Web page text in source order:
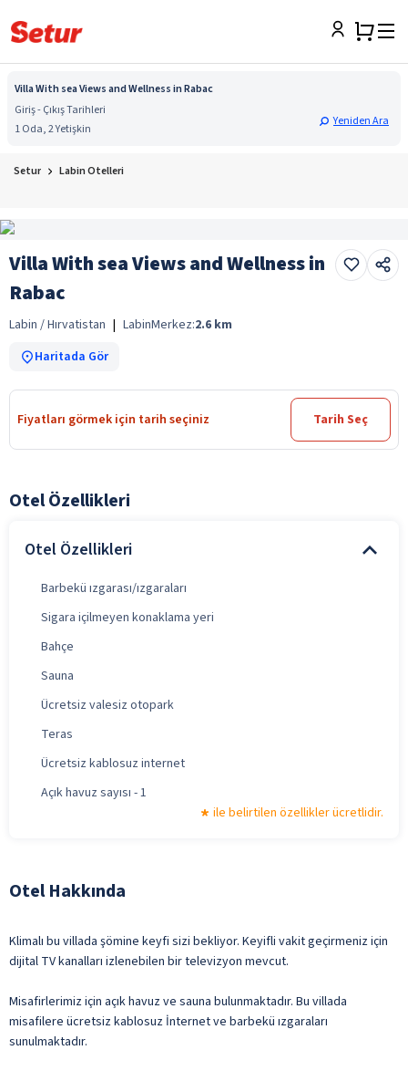
Villa With sea Views and Wellness in Rabac
Giriş - Çıkış Tarihleri
1 Oda, 2 Yetişkin
Yeniden Ara
Setur Labin Otelleri
Villa With sea Views and Wellness in
Rabac
Labin / Hırvatistan | LabinMerkez:2.6 km
Haritada Gör
Fiyatları görmek için tarih seçiniz Tarih Seç
Otel Özellikleri
Otel Özellikleri
Barbekü ızgarası/ızgaraları
Sigara içilmeyen konaklama yeri
Bahçe
Sauna
Ücretsiz valesiz otopark
Teras
Ücretsiz kablosuz internet
Açık havuz sayısı - 1
ile belirtilen özellikler ücretlidir.
Otel Hakkında
Klimalı bu villada şömine keyfi sizi bekliyor. Keyifli vakit geçirmeniz için
dijital TV kanalları izlenebilen bir televizyon mevcut.
Misafirlerimiz için açık havuz ve sauna bulunmaktadır. Bu villada
misafilere ücretsiz kablosuz İnternet ve barbekü ızgaraları
sunulmaktadır.